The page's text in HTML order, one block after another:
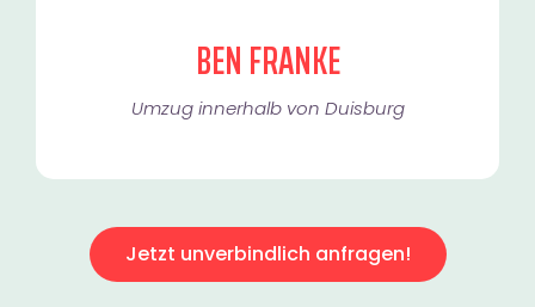
BEN FRANKE
Umzug innerhalb von Duisburg​
Jetzt unverbindlich anfragen!